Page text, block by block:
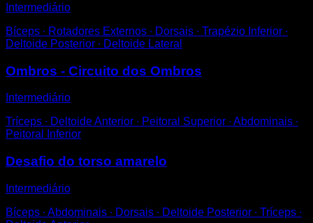
Intermediário
Bíceps ∙ Rotadores Externos ∙ Dorsais ∙ Trapézio Inferior ∙
Deltoide Posterior ∙ Deltoide Lateral
Ombros - Circuito dos Ombros
Intermediário
Tríceps ∙ Deltoide Anterior ∙ Peitoral Superior ∙ Abdominais ∙
Peitoral Inferior
Desafio do torso amarelo
Intermediário
Bíceps ∙ Abdominais ∙ Dorsais ∙ Deltoide Posterior ∙ Tríceps ∙